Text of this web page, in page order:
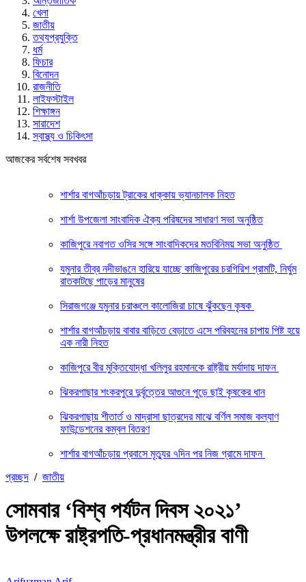
খেলা
জাতীয়
তথ্যপ্রযুক্তি
ধর্ম
ফিচার
বিনোদন
রাজনীতি
লাইফস্টাইল
শিক্ষাঙ্গন
সারাদেশ
স্বাস্থ্য ও চিকিৎসা
আজকের সর্বশেষ সবখবর
শার্শার বাগআঁচড়ায় ট্রাকের ধাক্কায় ভ্যানচালক নিহত
শার্শা উপজেলা সাংবাদিক ঐক্য পরিষদের সাধারণ সভা অনুষ্ঠিত
কাজিপুরে নবাগত ওসির সঙ্গে সাংবাদিকদের মতবিনিময় সভা অনুষ্ঠিত
যমুনার তীব্র নদীভাঙনে হারিয়ে যাচ্ছে কাজিপুরের চরগিরিশ গ্রামটি, নির্ঘুম
রাতকাটছে পাড়ের মানুষের
সিরাজগঞ্জে যমুনার চরাঞ্চলে কালোজিরা চাষে ঝুঁকছেন কৃষক
শার্শার বাগআঁচড়ায় বাবার বাড়িতে বেড়াতে এসে পরিবহনের চাপায় পিষ্ট হয়ে
এক নারী নিহত
কাজিপুরে বীর মুক্তিযোদ্ধা খলিলুর রহমানকে রাষ্ট্রীয় মর্যাদায় দাফন
ঝিকরগাছার শংকরপুরে দুর্বৃত্তের আগুনে পুড়ে ছাই কৃষকের ধান
ঝিকরগাছায় শীতার্ত ও মাদ্রাসা ছাত্রদের মাঝে বর্ণিল সমাজ কল্যাণ
ফাউন্ডেশনের কম্বল বিতরণ
শার্শার বাগআঁচড়ায় প্রবাসে মৃত্যুর ৭দিন পর নিজ গ্রামে দাফন
প্রচ্ছদ / জাতীয়
সোমবার ‘বিশ্ব পর্যটন দিবস ২০২১’
উপলক্ষে রাষ্ট্রপতি-প্রধানমন্ত্রীর বাণী